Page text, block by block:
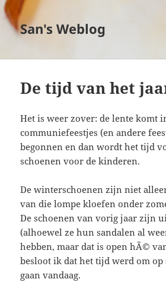
San's Weblog
De tijd van het
Het is weer zover: de lente komt
communiefeestjes (en andere
begonnen en dan wordt het tijd
schoenen voor de kinderen.
De winterschoenen zijn niet
van die lompe kloefen onder
De schoenen van vorig jaar zijn
(alhoewel ze hun sandalen al
hebben, maar dat is open hÃ©
besloot ik dat het tijd werd om op
gaan vandaag.